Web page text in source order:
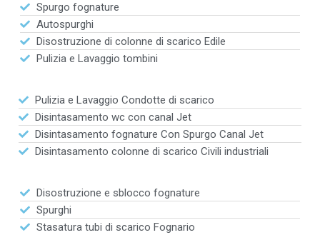
Spurgo fognature
Autospurghi
Disostruzione di colonne di scarico Edile
Pulizia e Lavaggio tombini
Pulizia e Lavaggio Condotte di scarico
Disintasamento wc con canal Jet
Disintasamento fognature Con Spurgo Canal Jet
Disintasamento colonne di scarico Civili industriali
Disostruzione e sblocco fognature
Spurghi
Stasatura tubi di scarico Fognario